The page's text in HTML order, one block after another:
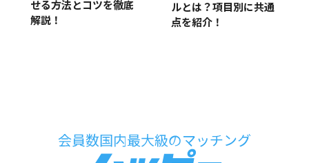
せる方法とコツを徹底
解説！
ルとは？項目別に共通
点を紹介！